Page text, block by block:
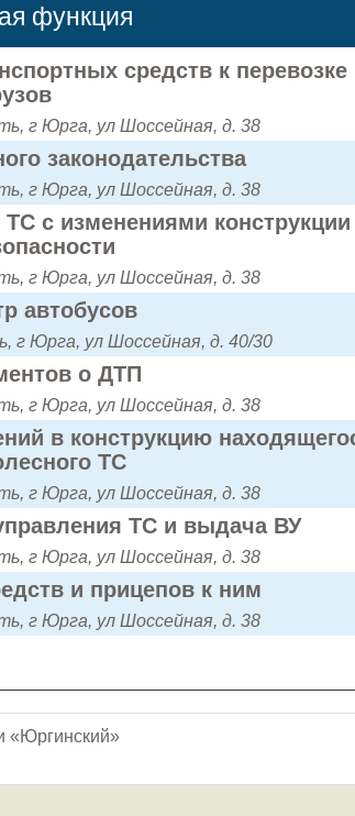
функция
средств к перевозке
г Юрга, ул Шоссейная, д. 38
законодательства
г Юрга, ул Шоссейная, д. 38
с изменениями конструкции
г Юрга, ул Шоссейная, д. 38
автобусов
г Юрга, ул Шоссейная, д. 40/30
о ДТП
г Юрга, ул Шоссейная, д. 38
в конструкцию
ТС
г Юрга, ул Шоссейная, д. 38
ТС и выдача ВУ
г Юрга, ул Шоссейная, д. 38
и прицепов к ним
г Юрга, ул Шоссейная, д. 38
«Юргинский»